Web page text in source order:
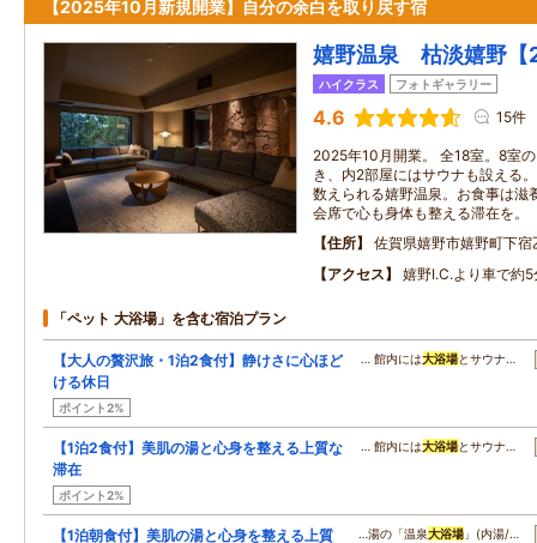
【2025年10月新規開業】自分の余白を取り戻す宿
嬉野温泉 枯淡嬉野【
ハイクラス フォトギャラリー
4.6 15件
2025年10月開業。 全18室。8室
き、内2部屋にはサウナも設える
数えられる嬉野温泉。お食事は滋
会席で心も身体も整える滞在を。
住所
佐賀県嬉野市嬉野町下宿
アクセス
嬉野I.C.より車で約5
「ペット 大浴場」を含む宿泊プラン
【大人の贅沢旅・1泊2食付】静けさに心ほど
ける休日
ポイント2%
… 館内には大浴場とサウナ…
【1泊2食付】美肌の湯と心身を整える上質な
滞在
ポイント2%
… 館内には大浴場とサウナ…
【1泊朝食付】美肌の湯と心身を整える上質
…湯の「温泉大浴場 」(内湯/…